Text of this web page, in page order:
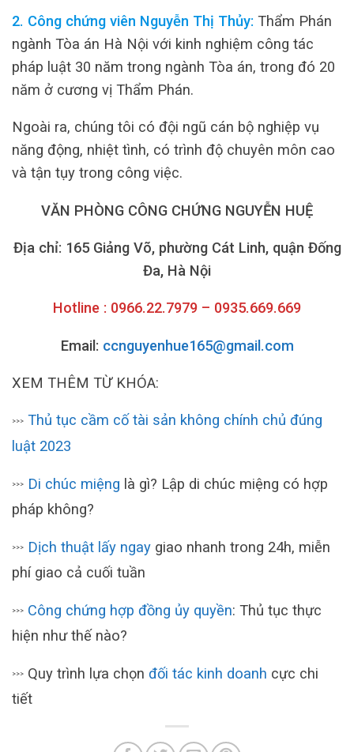
2. Công chứng viên Nguyễn Thị Thủy: Thẩm Phán
ngành Tòa án Hà Nội với kinh nghiệm công tác
pháp luật 30 năm trong ngành Tòa án, trong đó 20
năm ở cương vị Thẩm Phán.
Ngoài ra, chúng tôi có đội ngũ cán bộ nghiệp vụ
năng động, nhiệt tình, có trình độ chuyên môn cao
và tận tụy trong công việc.
VĂN PHÒNG CÔNG CHỨNG NGUYỄN HUỆ
Địa chỉ: 165 Giảng Võ, phường Cát Linh, quận Đống
Đa, Hà Nội
Hotline : 0966.22.7979 – 0935.669.669
Email: ccnguyenhue165@gmail.com
XEM THÊM TỪ KHÓA:
>>> Thủ tục cầm cố tài sản không chính chủ đúng
luật 2023
>>> Di chúc miệng là gì? Lập di chúc miệng có hợp
pháp không?
>>> Dịch thuật lấy ngay giao nhanh trong 24h, miễn
phí giao cả cuối tuần
>>> Công chứng hợp đồng ủy quyền: Thủ tục thực
hiện như thế nào?
>>> Quy trình lựa chọn đối tác kinh doanh cực chi
tiết